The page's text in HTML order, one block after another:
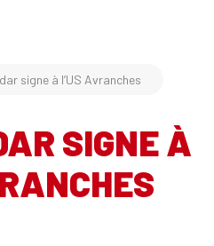
signe à l’US Avranches
SIGNE À